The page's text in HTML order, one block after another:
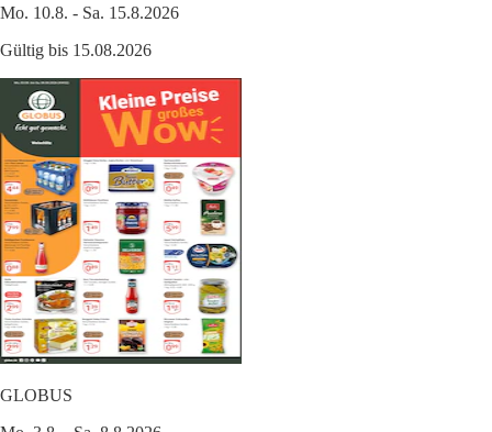
Mo. 10.8. - Sa. 15.8.2026
Gültig bis 15.08.2026
GLOBUS